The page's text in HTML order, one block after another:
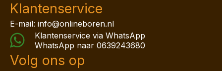
Klantenservice
E-mail: info@onlineboren.nl
Klantenservice via WhatsApp
WhatsApp naar 0639243680
Volg ons op